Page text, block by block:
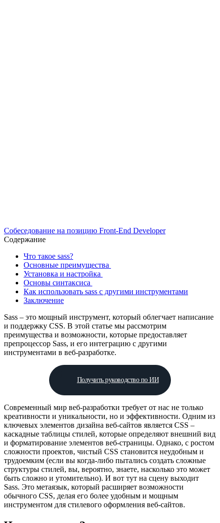
Собеседование на позицию Front-End Developer
Содержание
Что такое sass?
Основные преимущества
Установка и настройка
Основы синтаксиса
Как использовать sass с другими инструментами
Заключение
Sass – это мощный инструмент, который облегчает написание
и поддержку CSS. В этой статье мы рассмотрим
преимущества и возможности, которые предоставляет
препроцессор Sass, и его интеграцию с другими
инструментами в веб-разработке.
Получить руководство по ИИ
Современный мир веб-разработки требует от нас не только
креативности и уникальности, но и эффективности. Одним из
ключевых элементов дизайна веб-сайтов является CSS –
каскадные таблицы стилей, которые определяют внешний вид
и форматирование элементов веб-страницы. Однако, с ростом
сложности проектов, чистый CSS становится неудобным и
трудоемким (если вы когда-либо пытались создать сложные
структуры стилей, вы, вероятно, знаете, насколько это может
быть сложно и утомительно). И вот тут на сцену выходит
Sass. Это метаязык, который расширяет возможности
обычного CSS, делая его более удобным и мощным
инструментом для стилевого оформления веб-сайтов.